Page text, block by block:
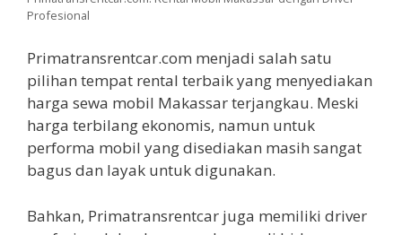
Profesional
Primatransrentcar.com menjadi salah satu
pilihan tempat rental terbaik yang menyediakan
harga sewa mobil Makassar terjangkau. Meski
harga terbilang ekonomis, namun untuk
performa mobil yang disediakan masih sangat
bagus dan layak untuk digunakan.
Bahkan, Primatransrentcar juga memiliki driver